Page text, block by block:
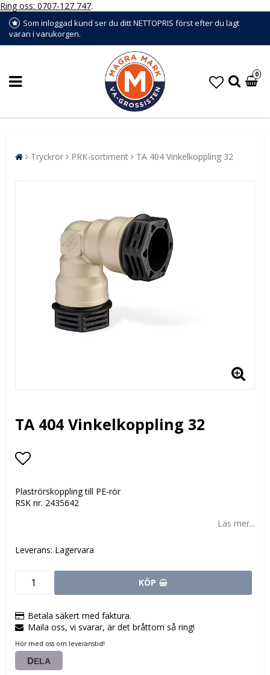
Ring oss: 0707-127 747.
Som inloggad kund ser du ditt NETTOPRIS först efter du lagt
varan i varukorgen.
0
Tryckrör PRK-sortiment TA 404 Vinkelkoppling 32
TA 404 Vinkelkoppling 32
Plaströrskoppling till PE-rör
RSK nr. 2435642
Läs mer...
Leverans: Lagervara
KÖP
Betala säkert med faktura.
Maila oss, vi svarar, är det bråttom så ring!
Hör med oss om leveranstid!
DELA